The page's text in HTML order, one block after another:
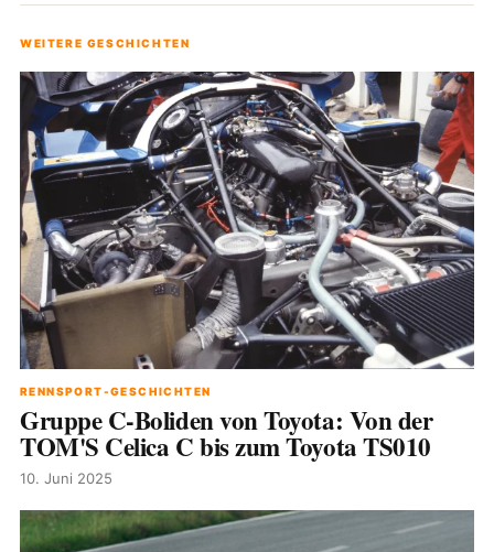
WEITERE GESCHICHTEN
RENNSPORT-GESCHICHTEN
Gruppe C-Boliden von Toyota: Von der
TOM'S Celica C bis zum Toyota TS010
10. Juni 2025